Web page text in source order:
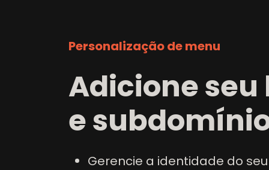
Personalização de menu
Adicione
e
Gerencie a identidade do